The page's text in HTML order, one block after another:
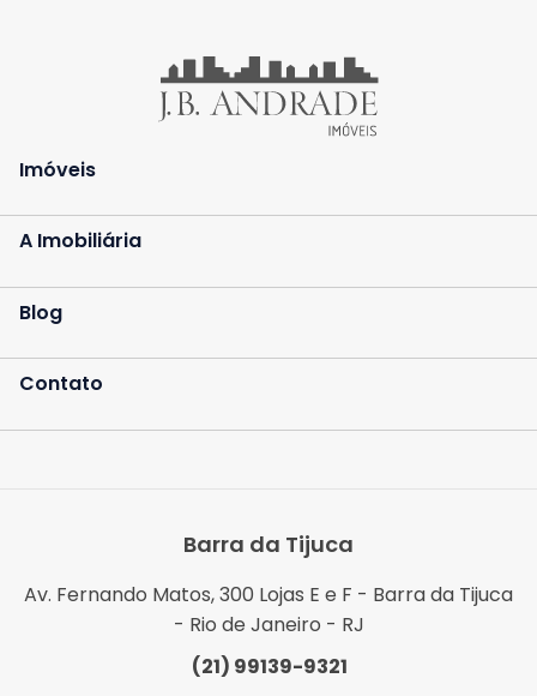
Imóveis
A Imobiliária
Blog
Contato
Barra da Tijuca
Av. Fernando Matos, 300 Lojas E e F - Barra da Tijuca
- Rio de Janeiro - RJ
(21) 99139-9321